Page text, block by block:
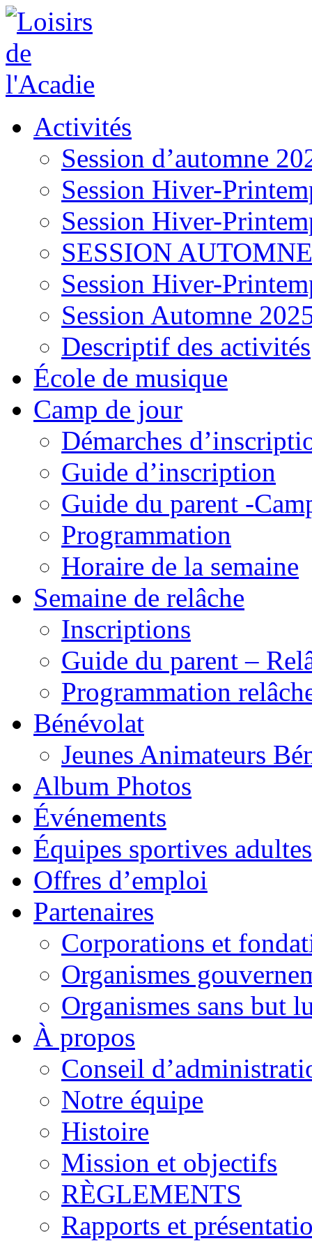
Activités
Session d’automne
Session Hiver-
Session Hiver-
SESSION
Session Hiver-
Session Automne
Descriptif des activités
École de musique
Camp de jour
Démarches
Guide d’inscription
Guide du parent -
Programmation
Horaire de la semaine
Semaine de relâche
Inscriptions
Guide du parent –
Programmation
Bénévolat
Jeunes Animateurs
Album Photos
Événements
Équipes sportives adultes
Offres d’emploi
Partenaires
Corporations et
Organismes
Organismes sans but
À propos
Conseil
Notre équipe
Histoire
Mission et objectifs
RÈGLEMENTS
Rapports et